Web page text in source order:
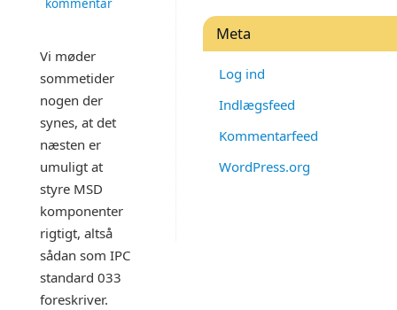
kommentar
Vi møder
sommetider
nogen der
synes, at det
næsten er
umuligt at
styre MSD
komponenter
rigtigt, altså
sådan som IPC
standard 033
foreskriver.
Meta
Log ind
Indlægsfeed
Kommentarfeed
WordPress.org